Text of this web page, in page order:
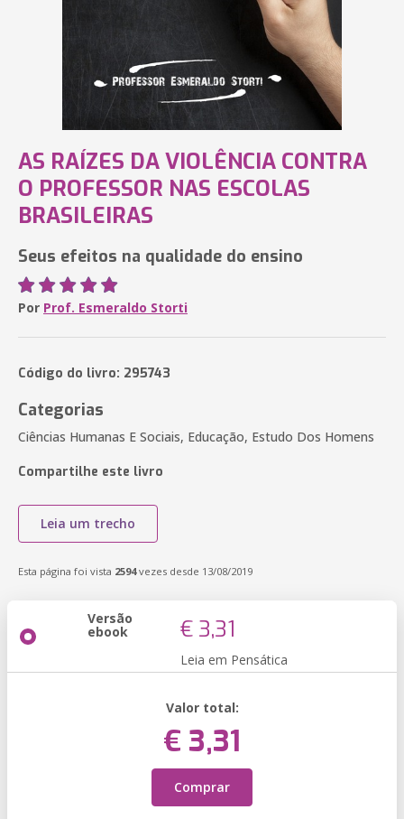
AS RAÍZES DA VIOLÊNCIA CONTRA
O PROFESSOR NAS ESCOLAS
BRASILEIRAS
Seus efeitos na qualidade do ensino
Por Prof. Esmeraldo Storti
Código do livro: 295743
Categorias
Ciências Humanas E Sociais, Educação, Estudo Dos Homens
Compartilhe este livro
Leia um trecho
Esta página foi vista 2594vezes desde 13/08/2019
Versão
ebook € 3,31
Leia em Pensática
Valor total:
€ 3,31
Comprar